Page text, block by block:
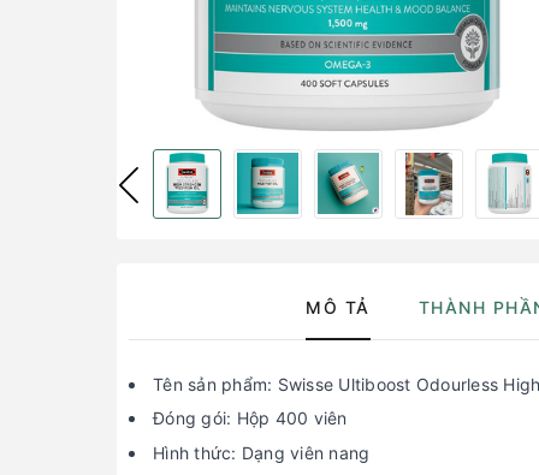
MÔ TẢ THÀNH
Tên sản phẩm: Swisse Ultiboost Odourless
Đóng gói: Hộp 400 viên
Hình thức: Dạng viên nang